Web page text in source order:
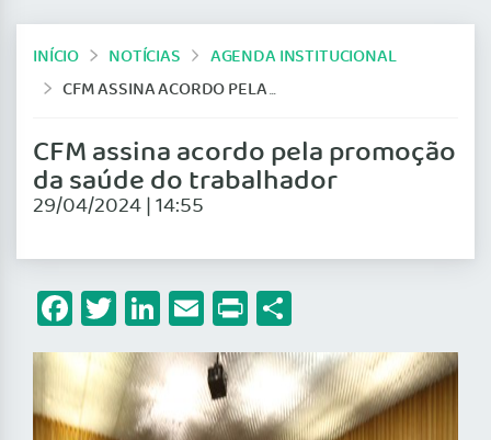
INÍCIO NOTÍCIAS
AGENDA INSTITUCIONAL
CFM ASSINA ACORDO PELA PROMOÇÃO DA SAÚDE DO TRABALHADOR
CFM assina acordo pela promoção
da saúde do trabalhador
29/04/2024 | 14:55
Facebook
Twitter
LinkedIn
Email
Print